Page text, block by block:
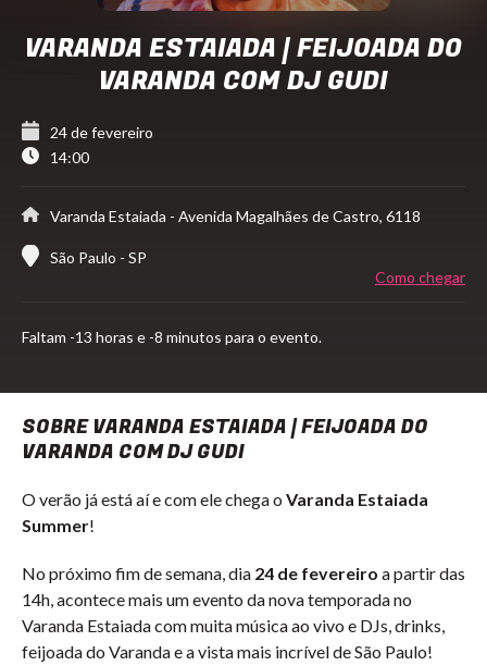
VARANDA ESTAIADA | FEIJOADA DO
VARANDA COM DJ GUDI
24 de fevereiro
14:00
Varanda Estaiada - Avenida Magalhães de Castro, 6118
São Paulo - SP
Como chegar
Faltam -13 horas e -8 minutos para o evento.
SOBRE VARANDA ESTAIADA | FEIJOADA DO
VARANDA COM DJ GUDI
O verão já está aí e com ele chega o Varanda Estaiada
Summer!
No próximo fim de semana, dia 24 de fevereiro a partir das
14h, acontece mais um evento da nova temporada no
Varanda Estaiada com muita música ao vivo e DJs, drinks,
feijoada do Varanda e a vista mais incrível de São Paulo!